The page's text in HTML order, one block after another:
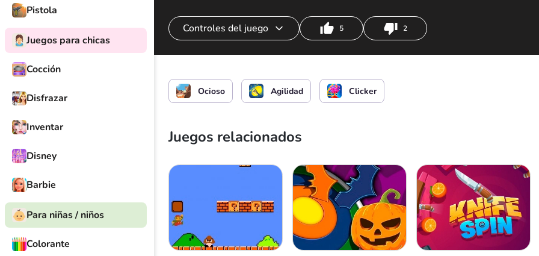
Pistola
Juegos para chicas
Cocción
Disfrazar
Inventar
Disney
Barbie
Para niñas / niños
Colorante
Controles del juego 5 2
Controlar al leñador
Ocioso Agilidad Clicker
Juegos relacionados